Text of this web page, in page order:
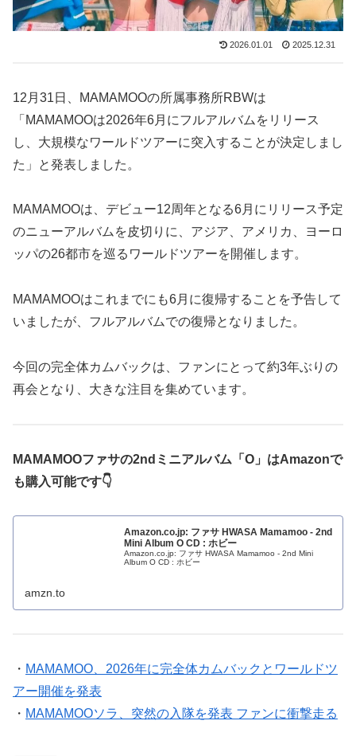
2026.01.01 2025.12.31
12月31日、MAMAMOOの所属事務所RBWは
「MAMAMOOは2026年6月にフルアルバムをリリース
し、大規模なワールドツアーに突入することが決定しまし
た」と発表しました。
MAMAMOOは、デビュー12周年となる6月にリリース予定
のニューアルバムを皮切りに、アジア、アメリカ、ヨーロ
ッパの26都市を巡るワールドツアーを開催します。
MAMAMOOはこれまでにも6月に復帰することを予告して
いましたが、フルアルバムでの復帰となりました。
今回の完全体カムバックは、ファンにとって約3年ぶりの
再会となり、大きな注目を集めています。
MAMAMOOファサの2ndミニアルバム「O」はAmazonで
も購入可能です👇
Amazon.co.jp: ファサ HWASA Mamamoo - 2nd
Mini Album O CD : ホビー
Amazon.co.jp: ファサ HWASA Mamamoo - 2nd Mini
Album O CD : ホビー
amzn.to
・ MAMAMOO、2026年に完全体カムバックとワールドツ
アー開催を発表
・ MAMAMOOソラ、突然の入隊を発表 ファンに衝撃走る